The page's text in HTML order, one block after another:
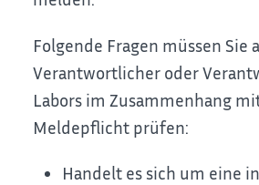
Folgende Fragen müssen Sie
Verantwortlicher oder
Labors im Zusammenhang
Meldepflicht prüfen:
Handelt es sich um eine